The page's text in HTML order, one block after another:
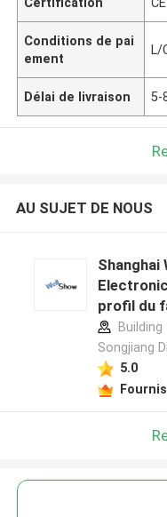
Conditions de pai
ement
L/
Délai de livraison 5-
AU SUJET DE NOUS
Shanghai
profil du
Building
Songjiang
5.0